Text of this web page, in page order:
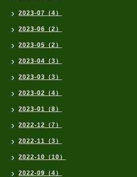
2023-07（4）
2023-06（2）
2023-05（2）
2023-04（3）
2023-03（3）
2023-02（4）
2023-01（8）
2022-12（7）
2022-11（3）
2022-10（10）
2022-09（4）